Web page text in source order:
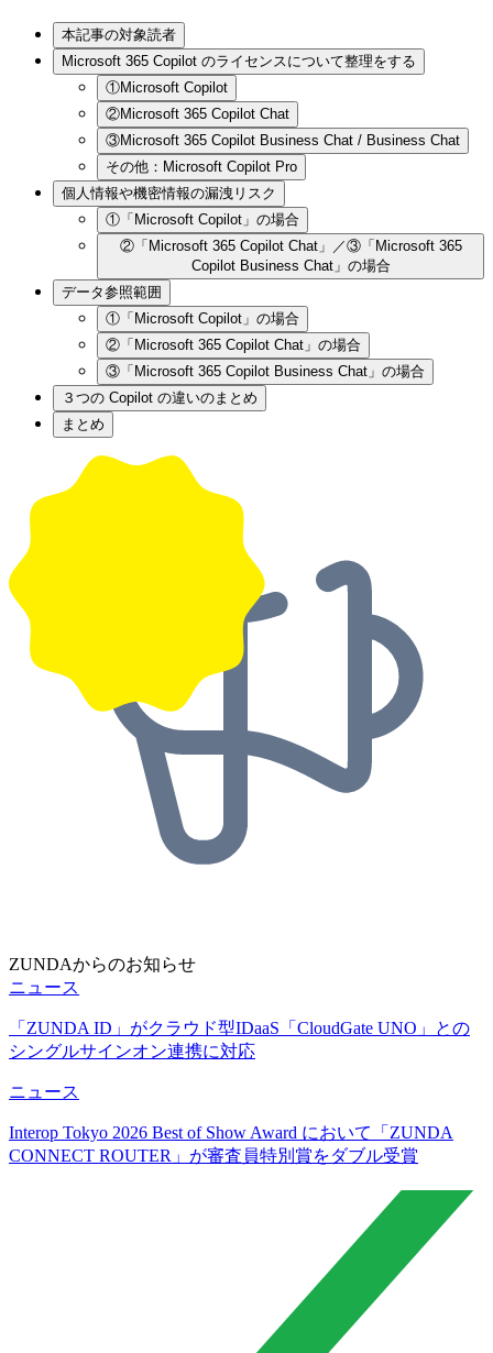
本記事の対象読者
Microsoft 365 Copilot のライセンスについて整理をする
①Microsoft Copilot
②Microsoft 365 Copilot Chat
③Microsoft 365 Copilot Business Chat / Business Chat
その他：Microsoft Copilot Pro
個人情報や機密情報の漏洩リスク
①「Microsoft Copilot」の場合
②「Microsoft 365 Copilot Chat」／③「Microsoft 365
Copilot Business Chat」の場合
データ参照範囲
①「Microsoft Copilot」の場合
②「Microsoft 365 Copilot Chat」の場合
③「Microsoft 365 Copilot Business Chat」の場合
３つの Copilot の違いのまとめ
まとめ
ZUNDAからのお知らせ
ニュース
「ZUNDA ID」がクラウド型IDaaS「CloudGate UNO」との
シングルサインオン連携に対応
ニュース
Interop Tokyo 2026 Best of Show Award において「ZUNDA
CONNECT ROUTER」が審査員特別賞をダブル受賞